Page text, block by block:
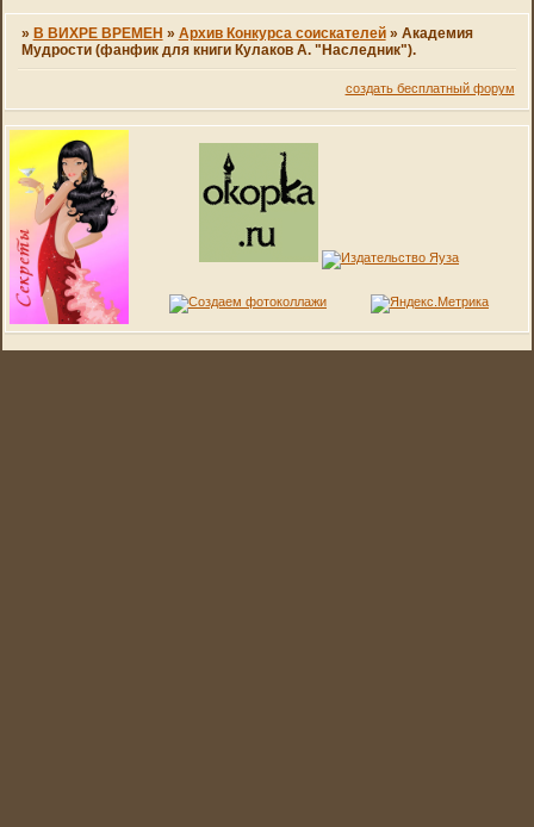
» В ВИХРЕ ВРЕМЕН » Архив Конкурса соискателей » Академия
Мудрости (фанфик для книги Кулаков А. "Наследник").
создать бесплатный форум